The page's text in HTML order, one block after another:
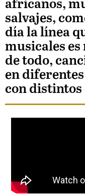
africanos,
salvajes,
día la línea
musicales
de todo,
en
con distintos